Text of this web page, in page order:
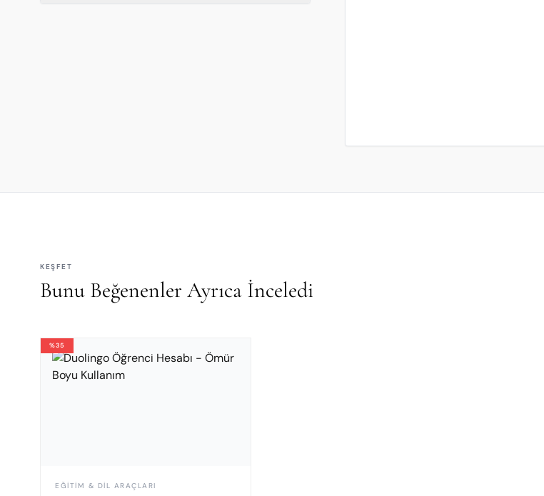
KEŞFET
Bunu Beğenenler Ayrıca İnceledi
%35
EĞITIM & DIL ARAÇLARI